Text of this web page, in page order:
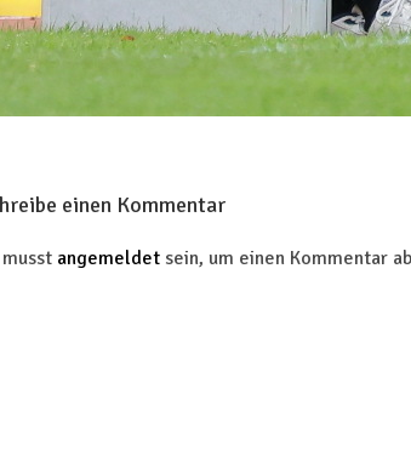
einen Kommentar
angemeldet sein, um einen Kommentar